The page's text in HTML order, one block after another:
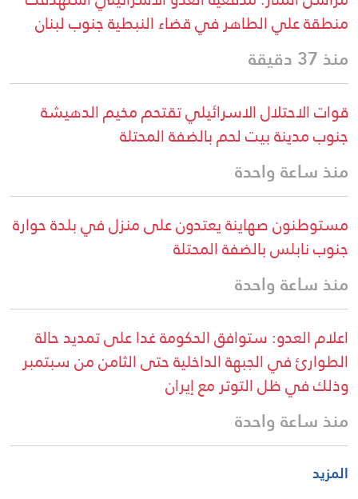
منطقة علي الطاهر في قضاء النبطية جنوب لبنان
منذ 37 دقيقة
قوات الاحتلال الاسرائيلي تقتحم مخيم الدهيشة
جنوب مدينة بيت لحم بالضفة المحتلة
منذ ساعة واحدة
مستوطنون صهاينة يعتدون على منزل في بلدة حوارة
جنوب نابلس بالضفة المحتلة
منذ ساعة واحدة
اعلام العدو: ستوافق الحكومة غدا على تمديد حالة
الطوارئ في الجبهة الداخلية حتى الثامن من سبتمبر
وذلك في ظل التوتر مع إيران
منذ ساعة واحدة
المزيد